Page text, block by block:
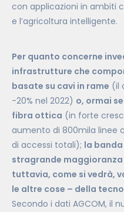
con applicazioni in ambiti
e l’agricoltura intelligente.
Per quanto concerne
infrastrutture che
basate su cavi in rame (il
-20% nel 2022) o, ormai
fibra ottica (in forte
aumento di 800mila linee
di accessi totali); la
stragrande maggioranza
tuttavia, come si vedrà,
le altre cose – della
Secondo i dati AGCOM, il